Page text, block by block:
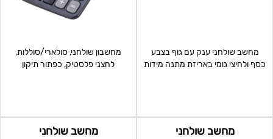
מחשב שולחני ענק עם גוף בצבע
כסף ולחיצי גומי באריזת מתנה מידות
מחשבון שולחני, סולארי/סוללות,
לחצני פלסטיק, כפתור תיקון
מחשב שולחני מחשב שולחני